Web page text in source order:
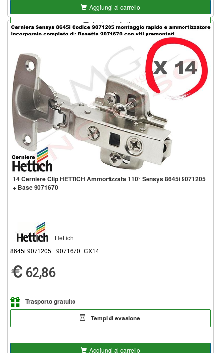
Aggiungi al carrello
Aggiungi alla lista
14 Cerniere Clip HETTICH Ammortizzata 110° Sensys 8645i 9071205
+ Base 9071670
Hettich
8645i 9071205 _9071670_CX14
62,86
Trasporto gratuito
Tempi di evasione
Aggiungi al carrello